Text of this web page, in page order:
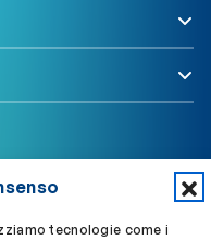
tecnologie come i